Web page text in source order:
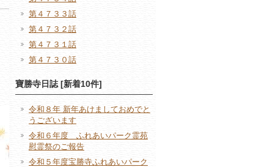
第４７３３話
第４７３２話
第４７３１話
第４７３０話
寶勝寺日誌 [新着10件]
令和８年 新年あけましておめでと
うございます
令和６年度 ふれあいパーク霊苑
慰霊祭のご報告
令和５年度宝勝寺ふれあいパーク